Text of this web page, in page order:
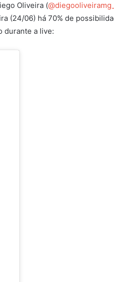
Oliveira (@diegooliveiramg_
(24/06) há 70% de
durante a live: